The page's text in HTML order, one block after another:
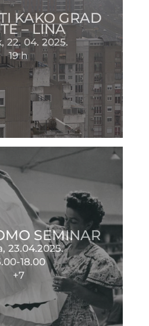
KAKO GRAD
– LINA
22. 04. 2025.
19 h
SEMINAR
23.04.2025.
18.00
+7